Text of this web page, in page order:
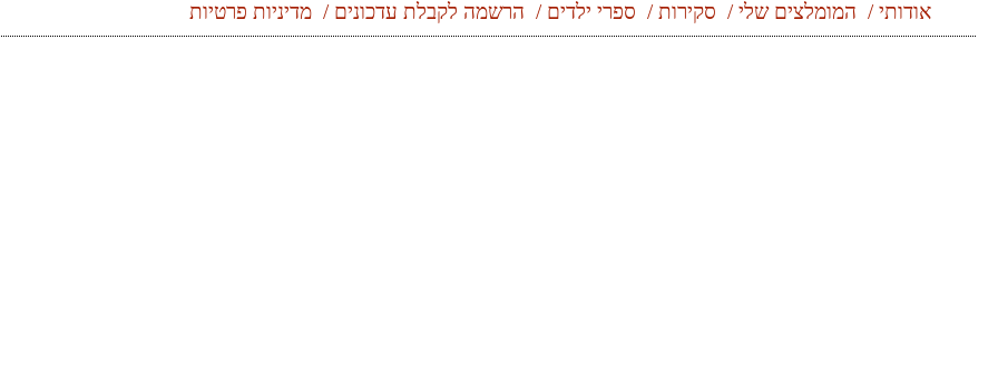
אודותי המומלצים שלי סקירות ספרי ילדים הרשמה לקבלת עדכונים מדיניות פרטיות